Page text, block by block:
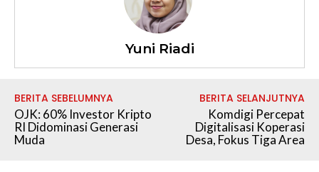
Yuni Riadi
BERITA SEBELUMNYA
OJK: 60% Investor Kripto
RI Didominasi Generasi
Muda
BERITA SELANJUTNYA
Komdigi Percepat
Digitalisasi Koperasi
Desa, Fokus Tiga Area